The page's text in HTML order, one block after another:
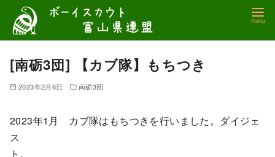
テ
[南砺3団] 【カブ隊】もちつき
2023年2月6日 南砺3団
2023年1月 カブ隊はもちつきを行いました。ダイジェ
ス
ト。